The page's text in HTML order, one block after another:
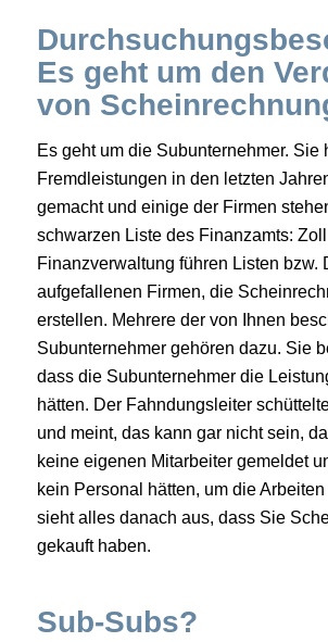
Es geht um den
von
Es geht um die Subunternehmer. Sie
Fremdleistungen in den letzten
gemacht und einige der Firmen
schwarzen Liste des Finanzamts:
Finanzverwaltung führen Listen bzw.
aufgefallenen Firmen, die
erstellen. Mehrere der von Ihnen
Subunternehmer gehören dazu. Sie
dass die Subunternehmer die
hätten. Der Fahndungsleiter
und meint, das kann gar nicht sein,
keine eigenen Mitarbeiter gemeldet
kein Personal hätten, um die
sieht alles danach aus, dass Sie
gekauft haben.
Sub-Subs?